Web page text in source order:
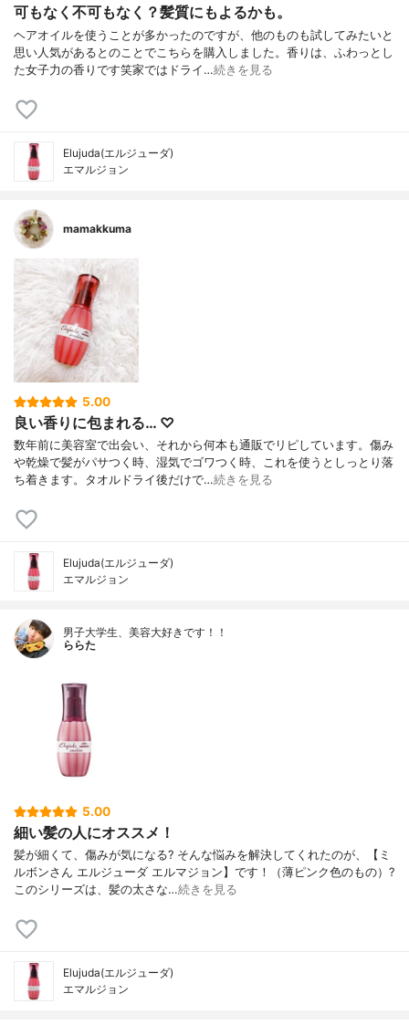
可もなく不可もなく？髪質にもよるかも。
ヘアオイルを使うことが多かったのですが、他のものも試してみたいと
思い人気があるとのことでこちらを購入しました。香りは、ふわっとし
た女子力の香りです笑家ではドライ…続きを見る
Elujuda(エルジューダ)
エマルジョン
mamakkuma
5.00
良い香りに包まれる… ♡
数年前に美容室で出会い、それから何本も通販でリピしています。傷み
や乾燥で髪がパサつく時、湿気でゴワつく時、これを使うとしっとり落
ち着きます。タオルドライ後だけで…続きを見る
Elujuda(エルジューダ)
エマルジョン
男子大学生、美容大好きです！！
ららた
5.00
細い髪の人にオススメ！
髪が細くて、傷みが気になる? そんな悩みを解決してくれたのが、【ミ
ルボンさん エルジューダ エルマジョン】です！（薄ピンク色のもの）?
このシリーズは、髪の太さな…続きを見る
Elujuda(エルジューダ)
エマルジョン